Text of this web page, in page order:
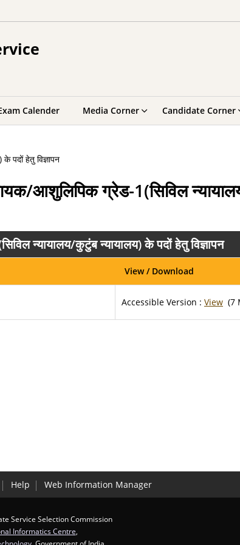
Calender Media Corner Candidate Corner
पदों हेतु विज्ञापन
आशुलिपिक ग्रेड-1(सिविल
न्यायालय/कुटुंब न्यायालय) के पदों हेतु विज्ञापन
View / Download
Accessible Version : View (7
Help Web Information Manager
Service Selection Commission
Informatics Centre